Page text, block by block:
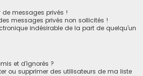
de messages privés !
messages privés non sollicités !
indésirable de la part de quelqu’un
et d’ignorés ?
ou supprimer des utilisateurs de ma liste